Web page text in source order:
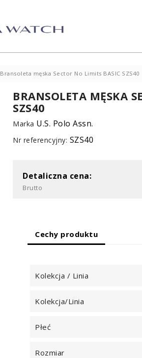
Bransoleta męska Sector No Limits BASIC SZS40
BRANSOLETA MĘSKA
SZS40
Marka U.S. Polo Assn.
Nr referencyjny: SZS40
Detaliczna cena:
Brutto
Cechy produktu
Kolekcja / Linia
Kolekcja/Linia
Płeć
Rozmiar